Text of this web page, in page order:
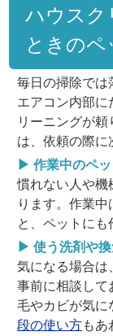
ハウスク
ときの
毎日の掃除では
エアコン内部に
リーニングが
は、依頼の際に
▶ 作業中のペ
慣れない人や機
ります。作業中
と、ペットにも
▶ 使う洗剤や
気になる場合は
事前に相談して
毛やカビが気に
段の使い方もあ